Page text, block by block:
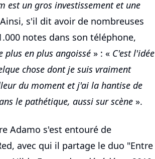
est un gros investissement et une
s'il dit avoir de nombreuses
notes dans son téléphone,
plus en plus angoissé » : « C'est l'idée
chose dont je suis vraiment
du moment et j'ai la hantise de
le pathétique, aussi sur scène ».
Adamo s'est entouré de
avec qui il partage le duo "Entre